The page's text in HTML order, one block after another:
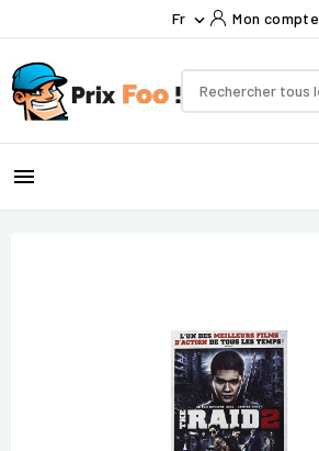
Fr  Mon compte
